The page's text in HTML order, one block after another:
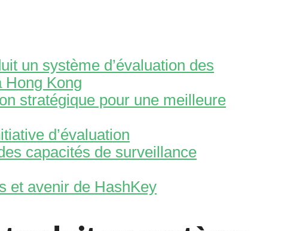
un système d’évaluation des
Hong Kong
stratégique pour une meilleure
d’évaluation
capacités de surveillance
et avenir de HashKey